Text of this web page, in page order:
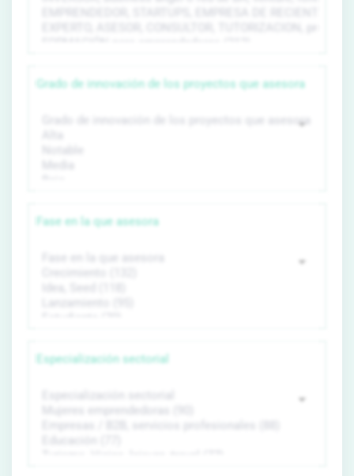
Grado de innovación de los proyectos que asesora
Fase en la que asesora
Especialización sectorial